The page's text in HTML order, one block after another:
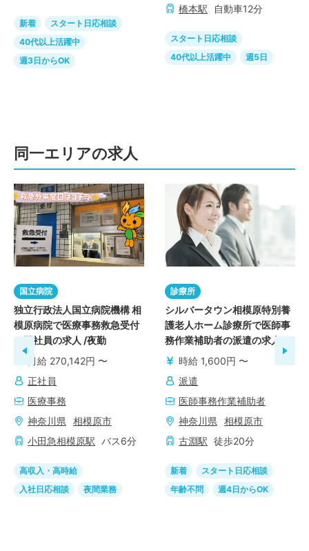
新着
スタート日応相談
40代以上活躍中
週3日からOK
橋本駅 自動車12分
スタート日応相談
40代以上活躍中
週5日
同一エリアの求人
国立病院
独立行政法人国立病院機構 相
模原病院で医療事務救急受付
の正社員の求人 /夜勤
月給 270,142円 〜
正社員
医療事務
神奈川県
相模原市
小田急相模原駅 バス6分
高収入・高時給
入社日応相談
夜間業務
診療所
シルバータウン相模原特別養
護老人ホーム診療所で医師事
務作業補助者の派遣の求人
時給 1,600円 〜
派遣
医師事務作業補助者
神奈川県
相模原市
古淵駅 徒歩20分
新着
スタート日応相談
年齢不問
週4日からOK